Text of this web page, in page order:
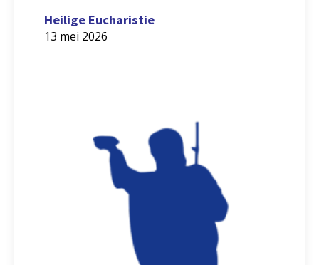
Heilige Eucharistie
13 mei 2026